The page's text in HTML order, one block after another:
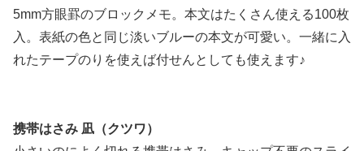
5mm方眼罫のブロックメモ。本文はたくさん使える100枚
入。表紙の色と同じ淡いブルーの本文が可愛い。一緒に入
れたテープのりを使えば付せんとしても使えます♪
携帯はさみ 凪（クツワ）